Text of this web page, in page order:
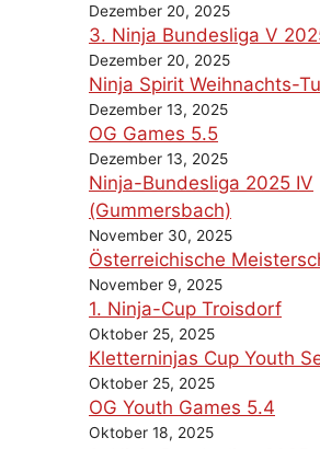
Dezember 20, 2025
3. Ninja Bundesliga V
Dezember 20, 2025
Ninja Spirit Weihnachts-
Dezember 13, 2025
OG Games 5.5
Dezember 13, 2025
Ninja-Bundesliga 2025 IV
(Gummersbach)
November 30, 2025
Österreichische
November 9, 2025
1. Ninja-Cup Troisdorf
Oktober 25, 2025
Kletterninjas Cup Youth
Oktober 25, 2025
OG Youth Games 5.4
Oktober 18, 2025